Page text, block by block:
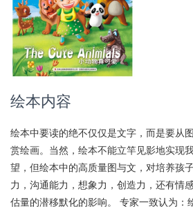
绘本内容
绘本中要读的绝不仅仅是文字，而是要从
赏绘画。当然，绘本不能立竿见影地实现
望，但绘本中的高质量图与文，对培养孩
力，沟通能力，想象力，创造力，还有情
估量的潜移默化的影响。 专家一致认为：